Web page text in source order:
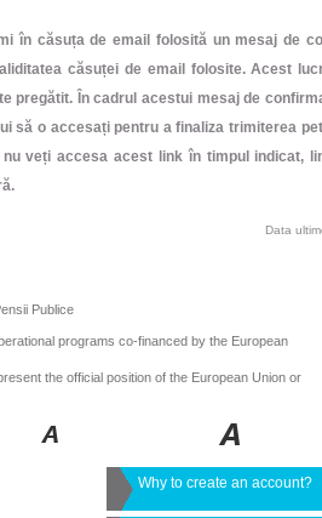
în căsuța de email folosită un mesaj de
căsuței de email folosite. Acest
pregătit. În cadrul acestui mesaj de
să o accesați pentru a finaliza trimiterea
veți accesa acest link în timpul indicat,
Data
Publice
programs co-financed by the European
the official position of the European Union or
Why to create an account?